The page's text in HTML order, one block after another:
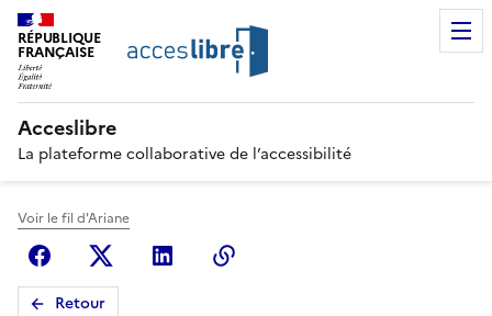
RÉPUBLIQUE
FRANÇAISE
Acceslibre
La plateforme collaborative de l’accessibilité
Voir le fil d'Ariane
FacebookX (anciennement Twitter)
Linkedin
Retour